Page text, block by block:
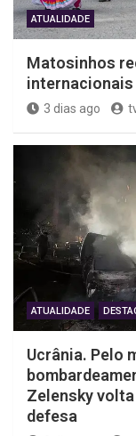
ATUALIDADE
Matosinhos
internacionais
3 dias ago
ATUALIDADE
Ucrânia. Pelo
Zelensky
defesa